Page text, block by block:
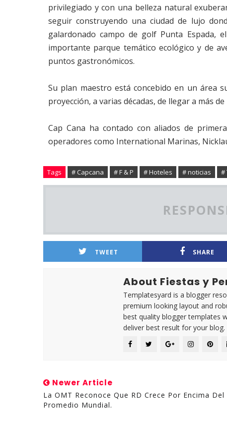
privilegiado y con una belleza natural
seguir construyendo una ciudad de lujo
galardonado campo de golf Punta Espada,
importante parque temático ecológico y de
puntos gastronómicos.
Su plan maestro está concebido en un área
proyección, a varias décadas, de llegar a más
Cap Cana ha contado con aliados de
operadores como International Marinas,
Tags # Capcana # F & P # Hoteles # noticias #
TWEET SHARE
About Fiestas y
Templatesyard is a blogger
premium looking layout and
best quality blogger templates
deliver best result for your blog.
Newer Article
La OMT Reconoce Que RD Crece Por Encima Del
Promedio Mundial.